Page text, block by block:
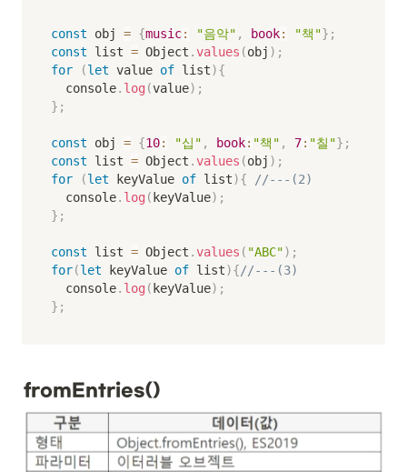
const obj = {music: "음악" , book: "책"} ;
const list = Object .values (obj ) ;
for
(let value of list){
	console
. log (value) ;
} ;
const obj = {10: "십" , book: "책" , 7: "칠"} ;
const list = Object .values (obj ) ;
for
(let keyValue of list){
//---(2)
	console
. log ( keyValue) ;
} ;
const list = Object .values ( "ABC") ;
for(let keyValue of list){//---(3)
	console
. log ( keyValue) ;
} ;
fromEntries()